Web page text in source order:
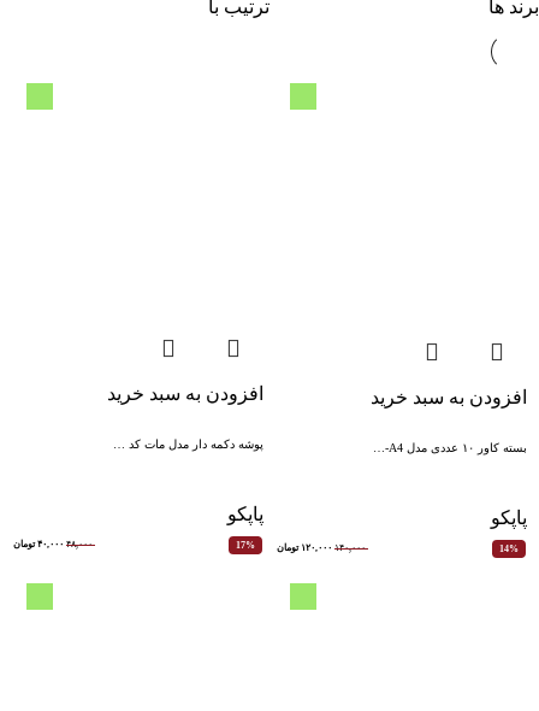
برند ها ترتیب با
افزودن به سبد خرید
بسته کاور ۱۰ عددی مدل A4-…
پاپکو
14% ۱۴۰,۰۰۰ ۱۲۰,۰۰۰ تومان
افزودن به سبد خرید
پوشه دکمه دار مدل مات کد …
پاپکو
17% ۴۸,۰۰۰ ۴۰,۰۰۰ تومان